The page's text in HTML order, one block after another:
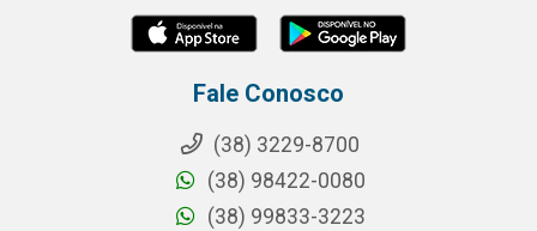
Fale Conosco
(38) 3229-8700
(38) 98422-0080
(38) 99833-3223